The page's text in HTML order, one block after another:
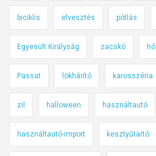
biciklis elvesztés pótlás
Egyesült Királyság zacskó hó
Passat lökhárító karosszéria
zil halloween használtautó
használtautó-import kesztyűtartó